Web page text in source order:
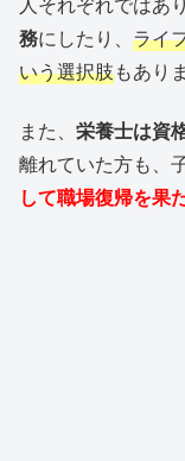
務にしたり、 ライ
いう選択肢もあり
また、 栄養士は資
離れていた方も、
して職場復帰を果